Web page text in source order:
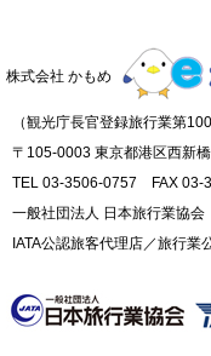
株式会社 かもめ
（観光庁長官登録旅行業第
〒105-0003 東京都港区西新
TEL 03-3506-0757 FAX 03-
一般社団法人 日本旅行業協会
IATA公認旅客代理店／旅行業